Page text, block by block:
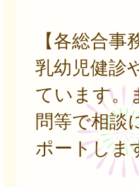
【各総合事
乳幼児健診
ています。
問等で相談
ポートしま